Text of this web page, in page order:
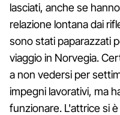
lasciati, anche se
relazione lontana dai
sono stati paparazzati
viaggio in Norvegia.
a non vedersi per
impegni lavorativi, ma
funzionare. L'attrice si